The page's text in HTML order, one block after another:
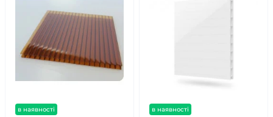
в наявності в наявності